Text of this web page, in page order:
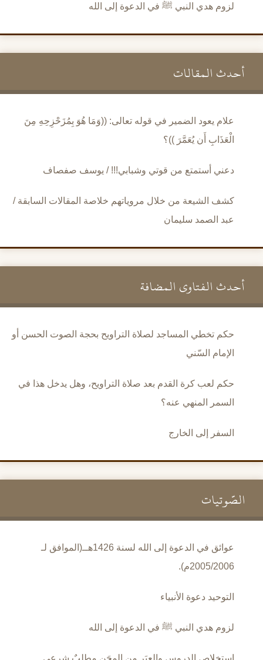
لزوم هدي النبي ﷺ في الدعوة إلى الله
أحدث المقالات
علام يعود الضمير في قوله تعالى: ((وَمَا هُوَ بِمُزَحْزِحِهِ مِنَ
الْعَذَابِ أَن يُعَمَّرَ ))؟
دعني أستمتع من قوتي وشبابي!!! / يوسف صفصاف
كشف الشيعة من خلال مروياتهم خلاصة المقالات السابقة /
عبد الصمد سليمان
أحدث الفتاوى المضافة
حكم تخطي المساجد لصلاة التراويح بحجة الصوت الحسن أو
الإمام السّني
حكم لعب كرة القدم بعد صلاة التراويح، وهل يدخل هذا في
السمر المنهي عنه؟
السفر إلى الخارج
الصَّوتيات
عوائق في الدعوة إلى الله لسنة 1426هــ(الموافق لـ
2005/2006م).
التوحيد دعوة الأنبياء
لزوم هدي النبي ﷺ في الدعوة إلى الله